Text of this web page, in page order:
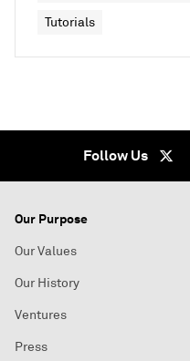
Tutorials
Follow Us
Our Purpose
Our Values
Our History
Ventures
Press